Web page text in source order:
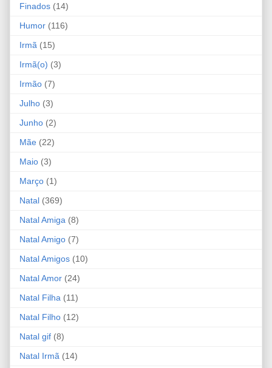
Finados (14)
Humor (116)
Irmã (15)
Irmã(o) (3)
Irmão (7)
Julho (3)
Junho (2)
Mãe (22)
Maio (3)
Março (1)
Natal (369)
Natal Amiga (8)
Natal Amigo (7)
Natal Amigos (10)
Natal Amor (24)
Natal Filha (11)
Natal Filho (12)
Natal gif (8)
Natal Irmã (14)